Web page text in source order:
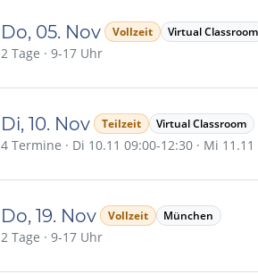
Do, 05. Nov Vollzeit Virtual Classroom
2 Tage · 9-17 Uhr
Di, 10. Nov Teilzeit Virtual Classroom
4 Termine · Di 10.11 09:00-12:30 · Mi
Do, 19. Nov Vollzeit München
2 Tage · 9-17 Uhr